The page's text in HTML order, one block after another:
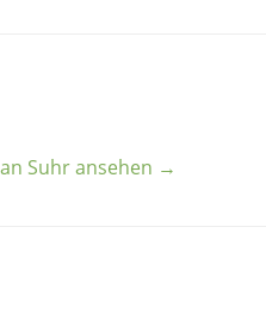
Suhr ansehen →